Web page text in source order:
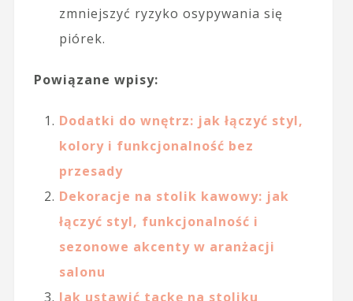
zmniejszyć ryzyko osypywania się
piórek.
Powiązane wpisy:
Dodatki do wnętrz: jak łączyć styl,
kolory i funkcjonalność bez
przesady
Dekoracje na stolik kawowy: jak
łączyć styl, funkcjonalność i
sezonowe akcenty w aranżacji
salonu
Jak ustawić tackę na stoliku